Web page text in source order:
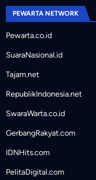
PEWARTA NETWORK
Pewarta.co.id
SuaraNasional.id
Tajam.net
RepublikIndonesia.net
SwaraWarta.co.id
GerbangRakyat.com
IDNHits.com
PelitaDigital.com